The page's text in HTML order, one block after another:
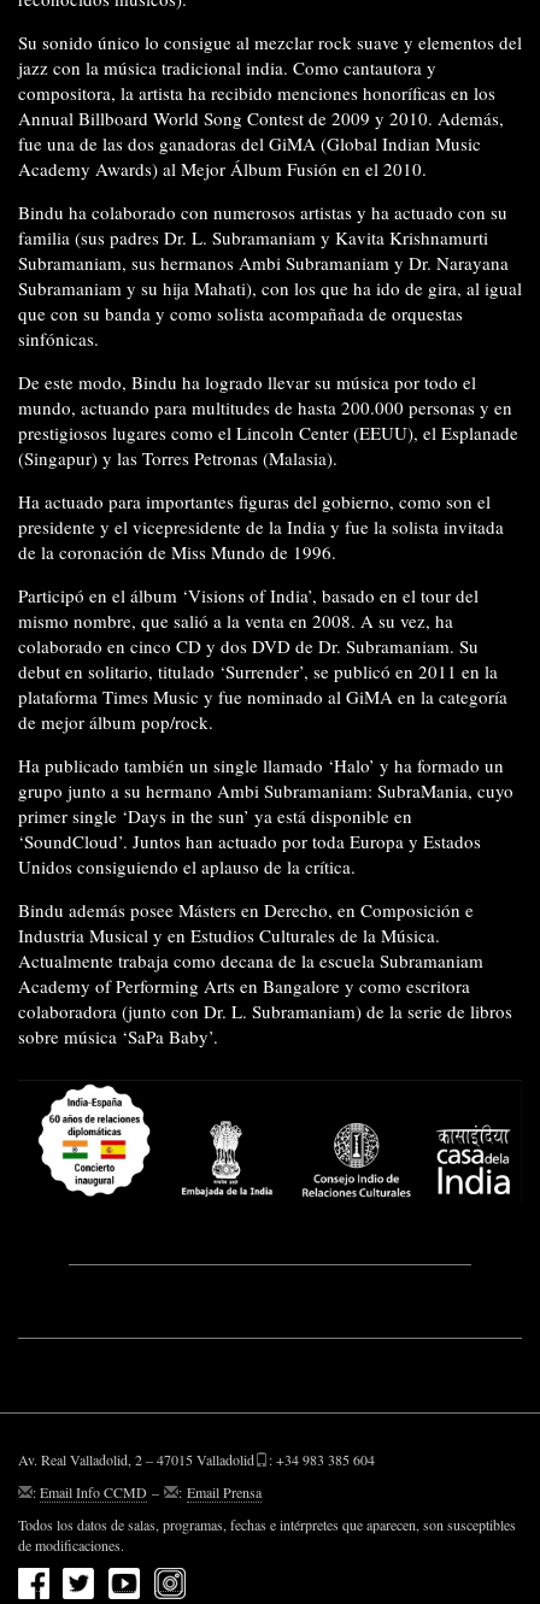
Su sonido único lo consigue al mezclar rock suave y elementos del
jazz con la música tradicional india. Como cantautora y
compositora, la artista ha recibido menciones honoríficas en los
Annual Billboard World Song Contest de 2009 y 2010. Además,
fue una de las dos ganadoras del GiMA (Global Indian Music
Academy Awards) al Mejor Álbum Fusión en el 2010.
Bindu ha colaborado con numerosos artistas y ha actuado con su
familia (sus padres Dr. L. Subramaniam y Kavita Krishnamurti
Subramaniam, sus hermanos Ambi Subramaniam y Dr. Narayana
Subramaniam y su hija Mahati), con los que ha ido de gira, al igual
que con su banda y como solista acompañada de orquestas
sinfónicas.
De este modo, Bindu ha logrado llevar su música por todo el
mundo, actuando para multitudes de hasta 200.000 personas y en
prestigiosos lugares como el Lincoln Center (EEUU), el Esplanade
(Singapur) y las Torres Petronas (Malasia).
Ha actuado para importantes figuras del gobierno, como son el
presidente y el vicepresidente de la India y fue la solista invitada
de la coronación de Miss Mundo de 1996.
Participó en el álbum ‘Visions of India’, basado en el tour del
mismo nombre, que salió a la venta en 2008. A su vez, ha
colaborado en cinco CD y dos DVD de Dr. Subramaniam. Su
debut en solitario, titulado ‘Surrender’, se publicó en 2011 en la
plataforma Times Music y fue nominado al GiMA en la categoría
de mejor álbum pop/rock.
Ha publicado también un single llamado ‘Halo’ y ha formado un
grupo junto a su hermano Ambi Subramaniam: SubraMania, cuyo
primer single ‘Days in the sun’ ya está disponible en
‘SoundCloud’. Juntos han actuado por toda Europa y Estados
Unidos consiguiendo el aplauso de la crítica.
Bindu además posee Másters en Derecho, en Composición e
Industria Musical y en Estudios Culturales de la Música.
Actualmente trabaja como decana de la escuela Subramaniam
Academy of Performing Arts en Bangalore y como escritora
colaboradora (junto con Dr. L. Subramaniam) de la serie de libros
sobre música ‘SaPa Baby’.
Av. Real Valladolid, 2 – 47015 Valladolid
: +34 983 385 604
:Email Info CCMD – : Email Prensa
Todos los datos de salas, programas, fechas e intérpretes que aparecen, son susceptibles
de modificaciones.